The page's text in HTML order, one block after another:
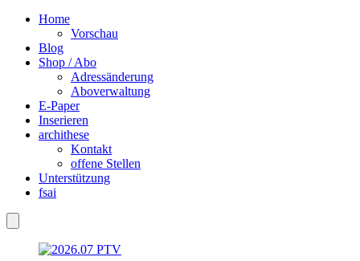
Home
Vorschau
Blog
Shop / Abo
Adressänderung
Aboverwaltung
E-Paper
Inserieren
archithese
Kontakt
offene Stellen
Unterstützung
fsai